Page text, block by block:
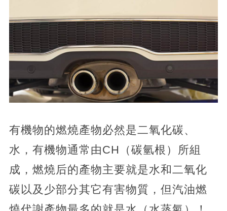
有機物的燃燒產物必然是二氧化碳、
水，有機物通常由CH（碳氫根）所組
成，燃燒后的產物主要就是水和二氧化
碳以及少部分其它有害物質，但汽油燃